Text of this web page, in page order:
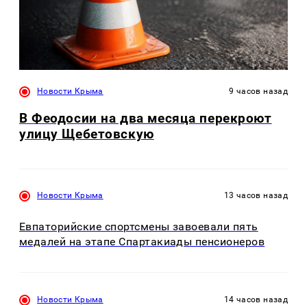
Новости Крыма 9 часов назад
В Феодосии на два месяца перекроют
улицу Щебетовскую
Новости Крыма 13 часов назад
Евпаторийские спортсмены завоевали пять
медалей на этапе Спартакиады пенсионеров
Новости Крыма 14 часов назад